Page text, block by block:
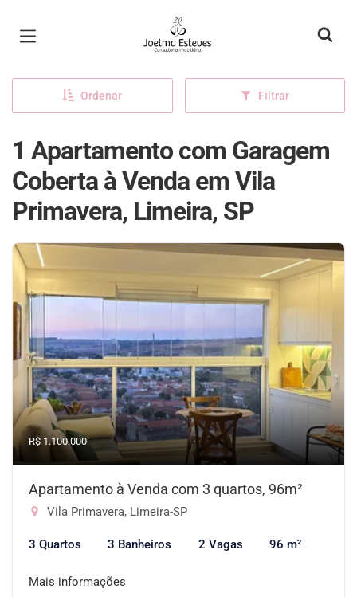
Página inicial
Ordenar Filtrar
1 Apartamento com Garagem
Coberta à Venda em Vila
Primavera, Limeira, SP
R$ 1.100.000
Apartamento à Venda com 3 quartos, 96m²
Vila Primavera, Limeira-SP
3 Quartos 3 Banheiros 2 Vagas 96 m²
Mais informações